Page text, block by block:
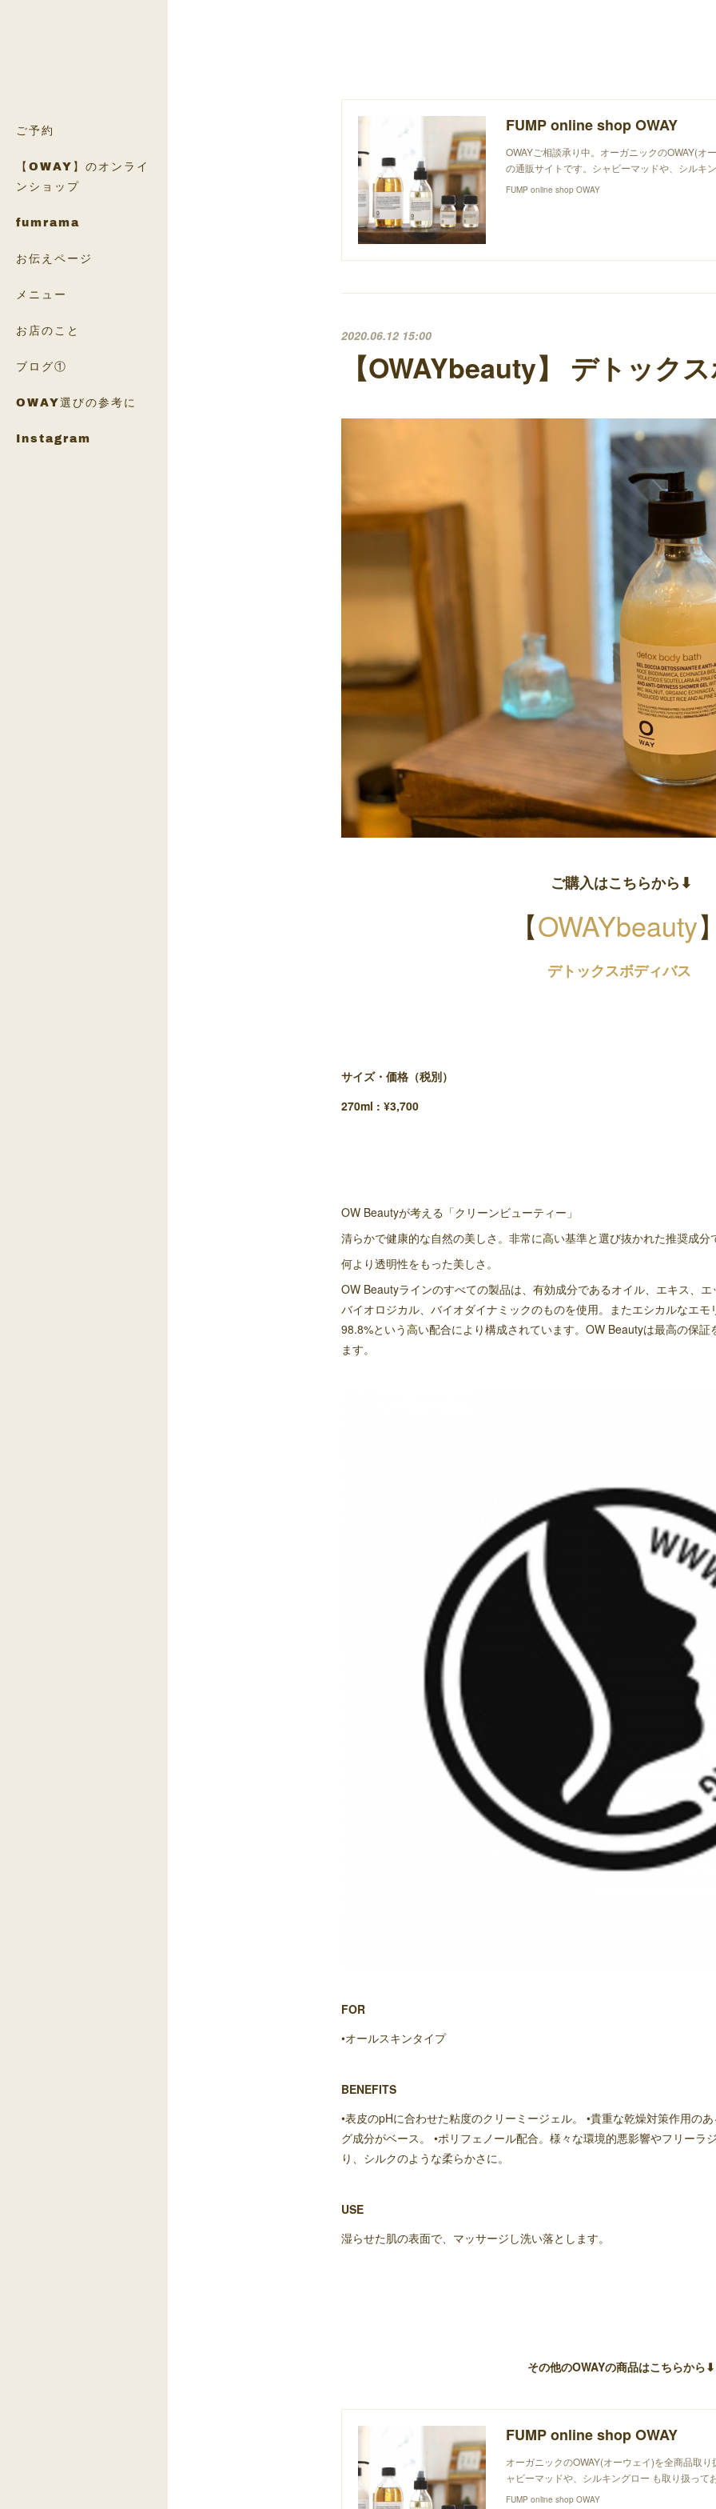
ご予約
【OWAY】のオンライ
ンショップ
fumrama
お伝えページ
メニュー
お店のこと
ブログ①
OWAY選びの参考に
Instagram
FUMP online shop OWAY
OWAYご相談承り中。オーガニックのOWAY(オ
の通販サイトです。シャビーマッドや、シルキ
FUMP online shop OWAY
2020.06.12 15:00
【OWAYbeauty】 デトック
ご購入はこちらから⬇︎
【OWAYbeauty
デトックスボディバス
サイズ・価格（税別）
270ml : ¥3,700
OW Beautyが考える「クリーンビューティー」
清らかで健康的な自然の美しさ。非常に高い基準と選び抜かれた推奨成分
何より透明性をもった美しさ。
OW Beautyラインのすべての製品は、有効成分であるオイル、エキス、
バイオロジカル、バイオダイナミックのものを使用。またエシカルなエ
98.8%という高い配合により構成されています。OW Beautyは最高の保
ます。
FOR
•オールスキンタイプ
BENEFITS
•表皮のpHに合わせた粘度のクリーミージェル。 •貴重な乾燥対策作用の
グ成分がベース。 •ポリフェノール配合。様々な環境的悪影響やフリーラ
り、シルクのような柔らかさに。
USE
湿らせた肌の表面で、マッサージし洗い落とします。
その他のOWAYの商品はこちらから⬇︎
FUMP online shop OWAY
オーガニックのOWAY(オーウェイ)を全商品取
ャビーマッドや、シルキングロー も取り扱っ
FUMP online shop OWAY